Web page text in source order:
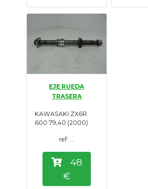
EJE RUEDA
TRASERA
KAWASAKI ZX6R
600 79,40 (2000)
ref: ...
48
€